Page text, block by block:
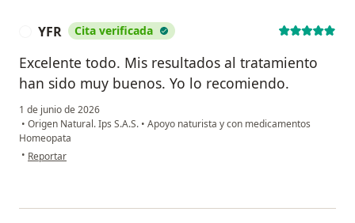
YFR Cita verificada
Excelente todo. Mis resultados al tratamiento
han sido muy buenos. Yo lo recomiendo.
1 de junio de 2026
• Origen Natural. Ips S.A.S. • Apoyo naturista y con medicamentos
Homeopata
• en opinión del usuario YFR
Reportar